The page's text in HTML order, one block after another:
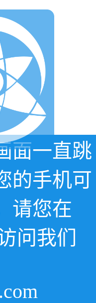
面一直跳
的手机可
请您在
问我们